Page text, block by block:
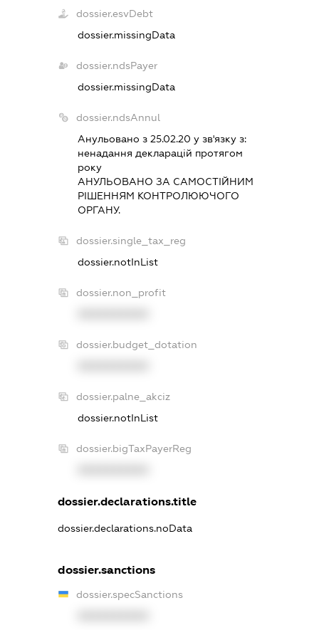
dossier.esvDebt
dossier.missingData
dossier.ndsPayer
dossier.missingData
dossier.ndsAnnul
Анульовано з 25.02.20 у зв'язку з:
ненадання декларацiй протягом
року
АНУЛЬОВАНО ЗА САМОСТIЙНИМ
РIШЕННЯМ КОНТРОЛЮЮЧОГО
ОРГАНУ.
dossier.single_tax_reg
dossier.notInList
dossier.non_profit
dossier.budget_dotation
dossier.palne_akciz
dossier.notInList
dossier.bigTaxPayerReg
dossier.declarations.title
dossier.declarations.noData
dossier.sanctions
dossier.specSanctions